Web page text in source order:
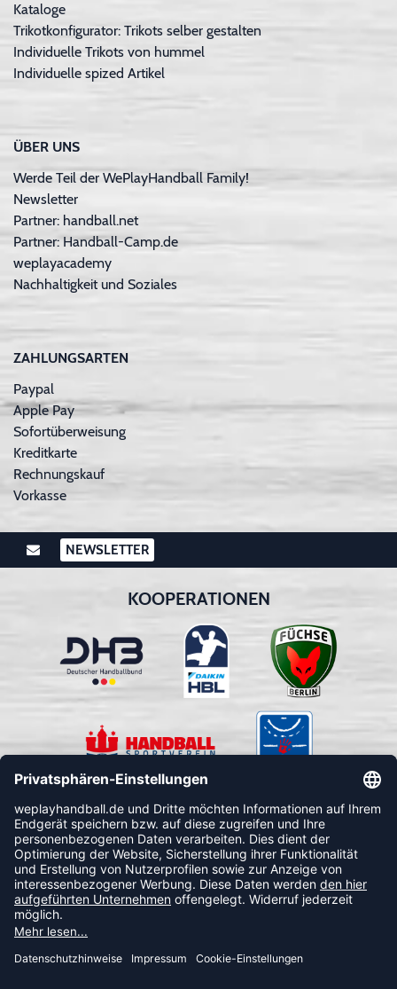
Kataloge
Trikotkonfigurator: Trikots selber gestalten
Individuelle Trikots von hummel
Individuelle spized Artikel
ÜBER UNS
Werde Teil der WePlayHandball Family!
Newsletter
Partner: handball.net
Partner: Handball-Camp.de
weplayacademy
Nachhaltigkeit und Soziales
ZAHLUNGSARTEN
Paypal
Apple Pay
Sofortüberweisung
Kreditkarte
Rechnungskauf
Vorkasse
NEWSLETTER
KOOPERATIONEN
FOLLOW US